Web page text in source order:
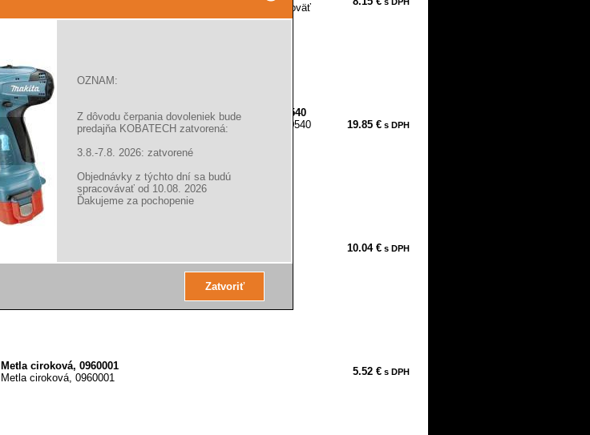
OZNAM:
Z dôvodu čerpania dovoleniek bude
predajňa KOBATECH zatvorená:
3.8.-7.8. 2026: zatvorené
Objednávky z týchto dní sa budú
spracovávať od 10.08. 2026
Ďakujeme za pochopenie
Odhŕňač na sneh plastový 500mm 35883 500 mm drevená rukoväť
Odhŕňač na sneh plastový Al lišta, Al násada, 500mm, 220540
Odhŕňač na sneh plastový Al lišta, Al násada, 500mm 220540
šírka 500 mm hliníková lišta hliníková rukoväť
19.85 € s DPH
10.04 € s DPH
Metla ciroková, 0960001
Metla ciroková, 0960001
5.52 € s DPH